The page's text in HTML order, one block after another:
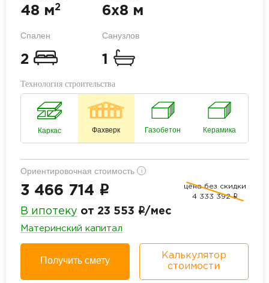
48 м2 6x8 м
Спален
2
Санузлов
1
Технология строительства
Каркас Фахверк Газобетон Керамика
Ориентировочная стоимость i
3 466 714 i
цена без скидки
4 333 392 i
В ипотеку от 23 553 i/мес
Материнский капитал
Получить смету
Калькулятор
стоимости